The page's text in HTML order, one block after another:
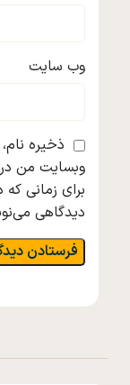
وب‌ سایت
ذخیره
وبسایت من در
برای زمانی که
دیدگاهی